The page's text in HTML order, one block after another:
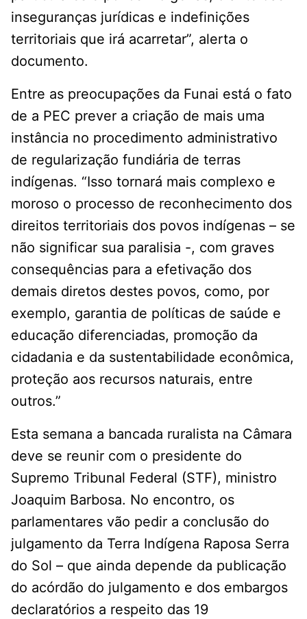
inseguranças jurídicas e indefinições
territoriais que irá acarretar”, alerta o
documento.
Entre as preocupações da Funai está o fato
de a PEC prever a criação de mais uma
instância no procedimento administrativo
de regularização fundiária de terras
indígenas. “Isso tornará mais complexo e
moroso o processo de reconhecimento dos
direitos territoriais dos povos indígenas – se
não significar sua paralisia -, com graves
consequências para a efetivação dos
demais diretos destes povos, como, por
exemplo, garantia de políticas de saúde e
educação diferenciadas, promoção da
cidadania e da sustentabilidade econômica,
proteção aos recursos naturais, entre
outros.”
Esta semana a bancada ruralista na Câmara
deve se reunir com o presidente do
Supremo Tribunal Federal (STF), ministro
Joaquim Barbosa. No encontro, os
parlamentares vão pedir a conclusão do
julgamento da Terra Indígena Raposa Serra
do Sol – que ainda depende da publicação
do acórdão do julgamento e dos embargos
declaratórios a respeito das 19